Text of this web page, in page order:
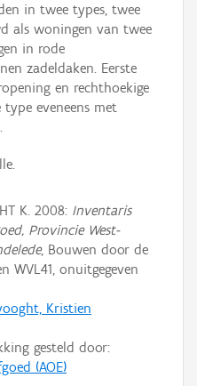
in twee types, twee
als woningen van twee
in rode
zadeldaken. Eerste
en rechthoekige
type eveneens met
K. 2008: Inventaris
Provincie West-
, Bouwen door de
WVL41, onuitgegeven
Kristien
gesteld door:
(AOE)